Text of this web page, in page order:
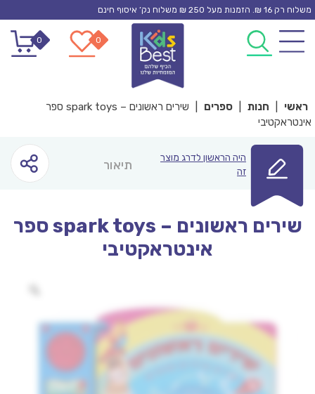
Skip
content
משלוח רק 16 ₪. הזמנות מעל 250 ₪ משלוח נק’ איסוף חינם
0
0
ראשי חנות ספרים
שירים ראשונים – spark toys ספר
אינטראקטיבי
היה הראשון לדרג מוצר
זה
תיאור
שירים ראשונים – spark toys ספר
אינטראקטיבי